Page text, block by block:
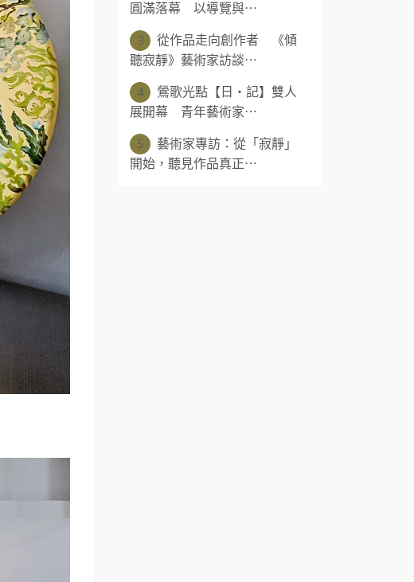
圓滿落幕 以導覽與⋯
3
從作品走向創作者 《傾
聽寂靜》藝術家訪談⋯
4
鶯歌光點【日‧記】雙人
展開幕 青年藝術家⋯
5
藝術家專訪：從「寂靜」
開始，聽見作品真正⋯